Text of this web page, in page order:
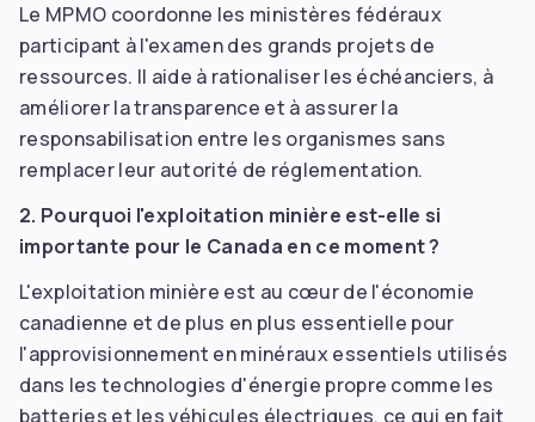
Le MPMO coordonne les ministères fédéraux
participant à l'examen des grands projets de
ressources. Il aide à rationaliser les échéanciers, à
améliorer la transparence et à assurer la
responsabilisation entre les organismes sans
remplacer leur autorité de réglementation.
2. Pourquoi l'exploitation minière est-elle si
importante pour le Canada en ce moment ?
L'exploitation minière est au cœur de l'économie
canadienne et de plus en plus essentielle pour
l'approvisionnement en minéraux essentiels utilisés
dans les technologies d'énergie propre comme les
batteries et les véhicules électriques, ce qui en fait